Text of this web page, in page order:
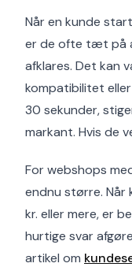
Når en kunde
er de ofte tæt på
afklares. Det kan
kompatibilitet
30 sekunder,
markant. Hvis de
For webshops
endnu større. Når
kr. eller mere, er
hurtige svar
artikel om